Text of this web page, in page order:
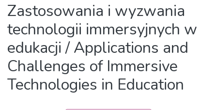
Zastosowania i wyzwania
technologii immersyjnych w
edukacji / Applications and
Challenges of Immersive
Technologies in Education